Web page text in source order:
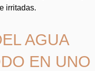
irritadas.
AGUA
EN UNO